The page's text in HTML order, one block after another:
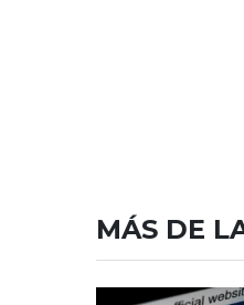
MÁS DE